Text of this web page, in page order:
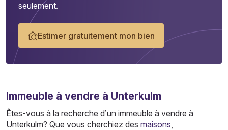
seulement.
Estimer gratuitement mon bien
Immeuble à vendre à Unterkulm
Êtes-vous à la recherche d’un immeuble à vendre à
Unterkulm? Que vous cherchiez des maisons,